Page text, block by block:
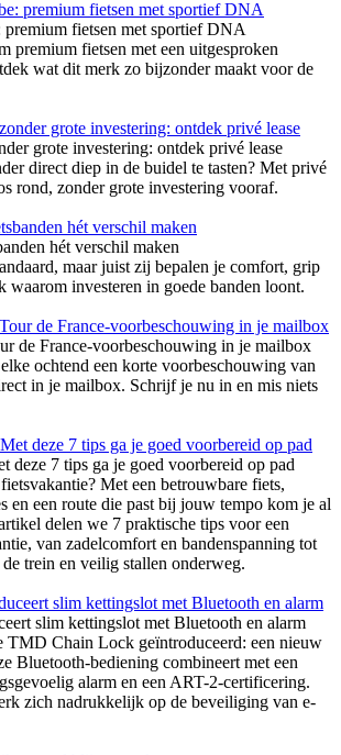
fietsen met sportief DNA
premium fietsen met een uitgesproken
wat dit merk zo bijzonder maakt voor de
grote investering: ontdek privé lease
direct diep in de buidel te tasten? Met privé
rond, zonder grote investering vooraf.
hét verschil maken
maar juist zij bepalen je comfort, grip
waarom investeren in goede banden loont.
de France-voorbeschouwing in je mailbox
ochtend een korte voorbeschouwing van
in je mailbox. Schrijf je nu in en mis niets
deze 7 tips ga je goed voorbereid op pad
Met een betrouwbare fiets,
en een route die past bij jouw tempo kom je al
delen we 7 praktische tips voor een
van zadelcomfort en bandenspanning tot
trein en veilig stallen onderweg.
slim kettingslot met Bluetooth en alarm
TMD Chain Lock geïntroduceerd: een nieuw
Bluetooth-bediening combineert met een
alarm en een ART-2-certificering.
zich nadrukkelijk op de beveiliging van e-